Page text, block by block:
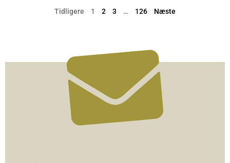
Tidligere 1 2 3 … 126 Næste